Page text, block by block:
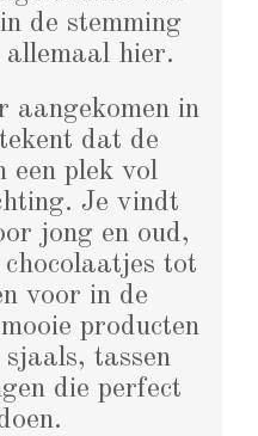
de stemming
hier.
aangekomen in
dat de
een plek vol
Je vindt
jong en oud,
tot
voor in de
producten
tassen
die perfect